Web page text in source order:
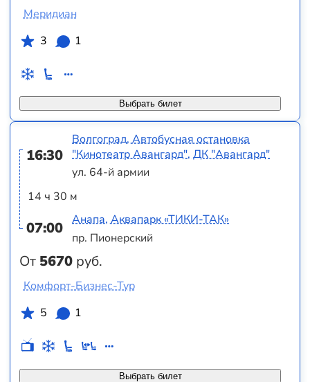
Выбрать билет
Меридиан
3
1
16:30
14 ч 30 м
07:00
От 5670 руб.
Волгоград, Автобусная остановка
"Кинотеатр Авангард", ДК "Авангард"
ул. 64-й армии
Анапа, Аквапарк «ТИКИ-ТАК»
пр. Пионерский
Выбрать билет
Комфорт-Бизнес-Тур
5
1